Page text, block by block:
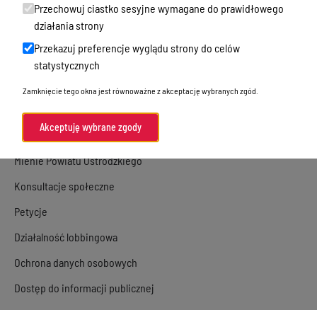
Organy Powiatu
Oświadczenia majątkowe
Porozumienia i umowy
Powiatowy Rzecznik Konsumentów
Biuro Rzeczy Znalezionych
Mienie Powiatu Ostródzkiego
Konsultacje społeczne
Petycje
Działalność lobbingowa
Ochrona danych osobowych
Dostęp do informacji publicznej
Przechowuj ciastko sesyjne wymagane do prawidłowego
działania strony
Przekazuj preferencje wyglądu strony do celów
statystycznych
Zamknięcie tego okna jest równoważne z akceptację wybranych zgód.
Akceptuję wybrane zgody